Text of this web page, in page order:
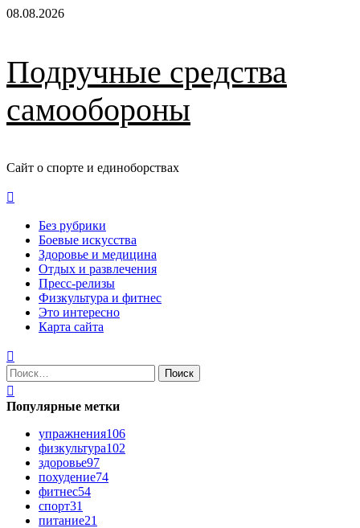
Перейти
08.08.2026
Подручные средства
самообороны
Сайт о спорте и единоборствах
Без рубрики
Боевые искусства
Здоровье и медицина
Отдых и развлечения
Пресс-релизы
Физкультура и фитнес
Это интересно
Карта сайта
Найти:
Популярные метки
упражнения106
физкультура102
здоровье97
похудение74
фитнес54
спорт31
питание21